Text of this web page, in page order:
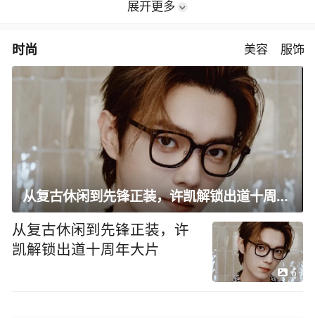
展开更多
时尚 美容 服饰
从复古休闲到先锋正装，许凯解锁出道十周年大片
从复古休闲到先锋正装，许
凯解锁出道十周年大片
6